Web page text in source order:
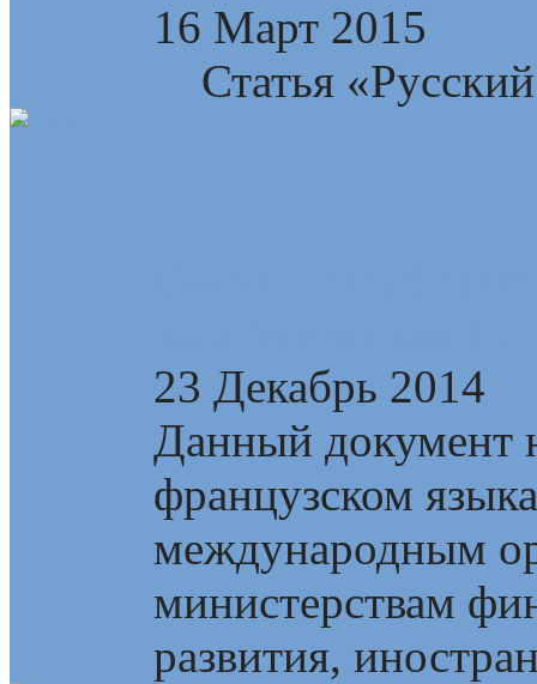
16 Март 2015
Статья
23 Декабрь 2014
Данный документ
французском
международным
министерствам
развития,